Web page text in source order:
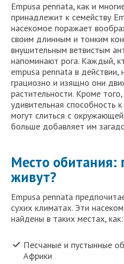
Empusa pennata, как и
принадлежит к семейству
насекомое поражает
своим длинным и тонким
внушительным ветвистым
напоминают рога. Каждый,
empusa pennata в действии,
грациозно и изящно они
растительности. Кроме
удивительная способность
могут слиться с
больше добавляет им
Место обитания:
живут?
Empusa pennata
сухих климатах. Эти
найдены в таких местах, как:
Песчаные и пустынные
Африки